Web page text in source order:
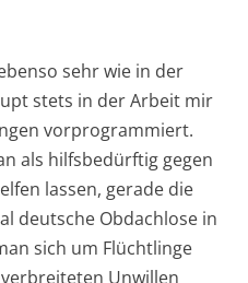
sehr wie in der
stets in der Arbeit mir
vorprogrammiert.
als hilfsbedürftig gegen
lassen, gerade die
deutsche Obdachlose in
sich um Flüchtlinge
Unwillen